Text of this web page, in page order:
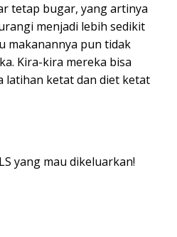
tetap bugar, yang artinya
menjadi lebih sedikit
makanannya pun tidak
Kira-kira mereka bisa
latihan ketat dan diet ketat
yang mau dikeluarkan!